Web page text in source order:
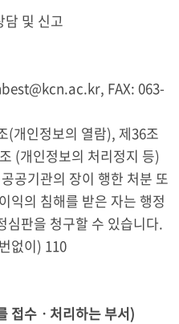
및 신고
FAX: 063-
개인정보의 열람), 제36조
(개인정보의 처리정지 등)
공기관의 장이 행한 처분 또
익의 침해를 받은 자는 행정
심판을 청구할 수 있습니다.
없이) 110
접수ㆍ처리하는 부서)